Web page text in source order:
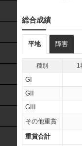
総合成績
平地 障害
種別 1
GI
GII
GIII
その他重賞
重賞合計